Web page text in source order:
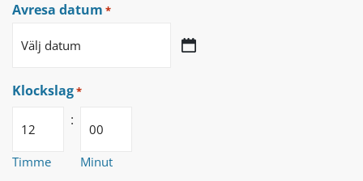
Avresa datum *
Klockslag*
Timme
:
Minut